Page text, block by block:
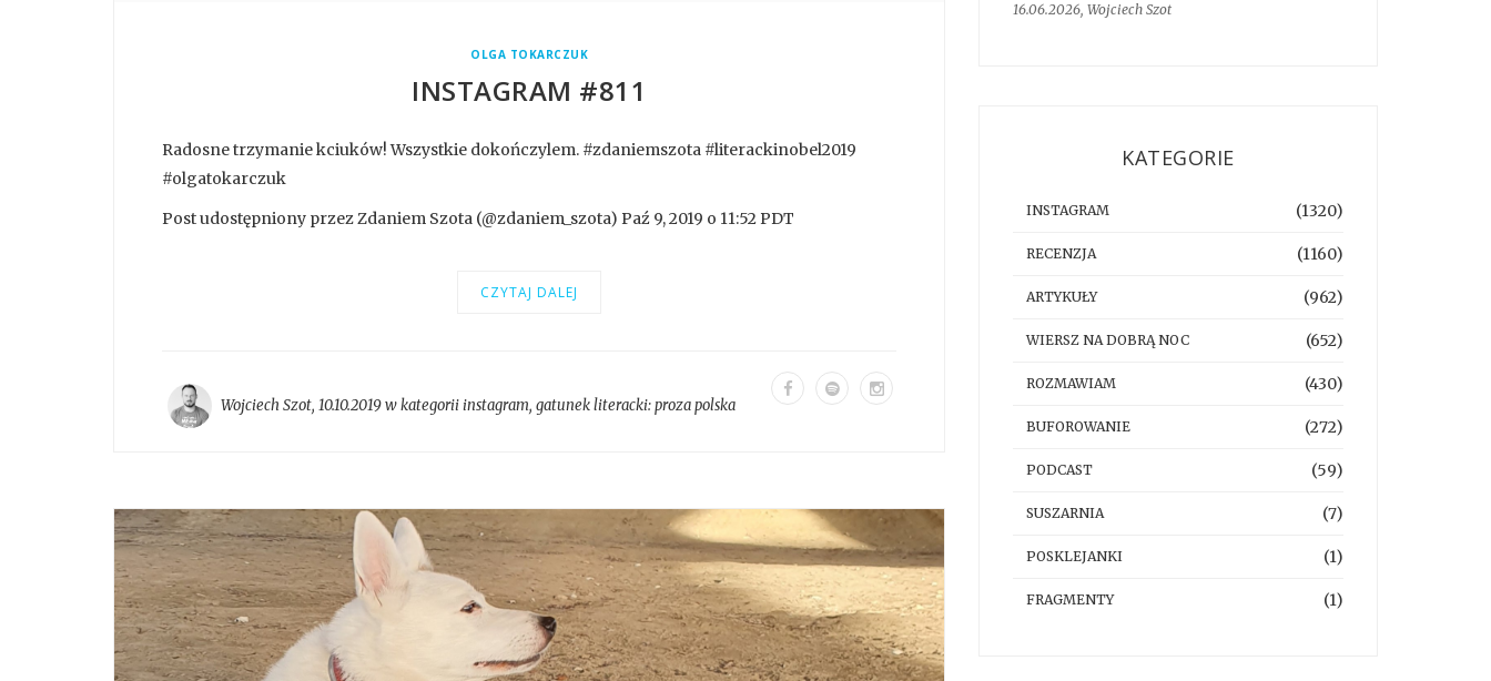
OLGA TOKARCZUK
INSTAGRAM #811
Radosne trzymanie kciuków! Wszystkie dokończylem. #zdaniemszota #literackinobel2019
#olgatokarczuk
Post udostępniony przez Zdaniem Szota (@zdaniem_szota) Paź 9, 2019 o 11:52 PDT
CZYTAJ DALEJ
Wojciech Szot, 10.10.2019 w kategoriiinstagram, gatunek literacki:proza polska
16.06.2026, Wojciech Szot
KATEGORIE
INSTAGRAM (1320)
RECENZJA (1160)
ARTYKUŁY (962)
WIERSZ NA DOBRĄ NOC (652)
ROZMAWIAM (430)
BUFOROWANIE (272)
PODCAST (59)
SUSZARNIA (7)
POSKLEJANKI (1)
FRAGMENTY (1)